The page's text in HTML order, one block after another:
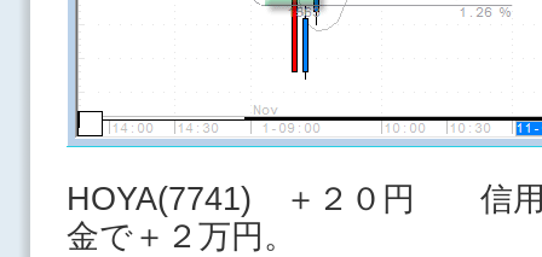
HOYA(7741) ＋２０円 信用
金で＋２万円。